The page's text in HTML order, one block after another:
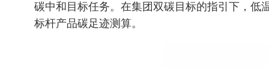
碳中和目标任务。在集团双碳目标的指引下，低
标杆产品碳足迹测算。